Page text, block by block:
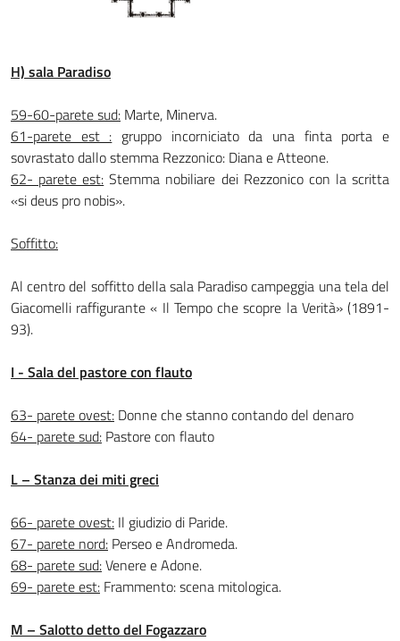
H) sala Paradiso
59-60-parete sud: Marte, Minerva.
61-parete est : gruppo incorniciato da una finta porta e
sovrastato dallo stemma Rezzonico: Diana e Atteone.
62- parete est: Stemma nobiliare dei Rezzonico con la scritta
«si deus pro nobis».
Soffitto:
Al centro del soffitto della sala Paradiso campeggia una tela del
Giacomelli raffigu­rante « Il Tempo che scopre la Verità» (1891-
93).
I - Sala del pastore con flauto
63- parete ovest: Donne che stanno contando del denaro
64- parete sud: Pastore con flauto
L – Stanza dei miti greci
66- parete ovest: Il giudizio di Paride.
67- parete nord: Perseo e Andromeda.
68- parete sud:Venere e Adone.
69- parete est: Frammento: scena mitologica.
M – Salotto detto del Fogazzaro